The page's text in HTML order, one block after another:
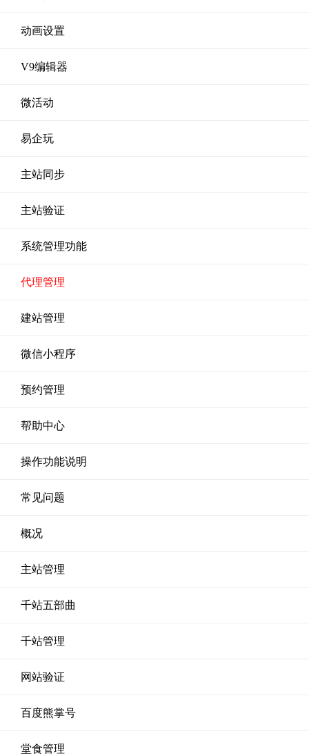
动画设置
V9编辑器
微活动
易企玩
主站同步
主站验证
系统管理功能
代理管理
建站管理
微信小程序
预约管理
帮助中心
操作功能说明
常见问题
概况
主站管理
千站五部曲
千站管理
网站验证
百度熊掌号
堂食管理